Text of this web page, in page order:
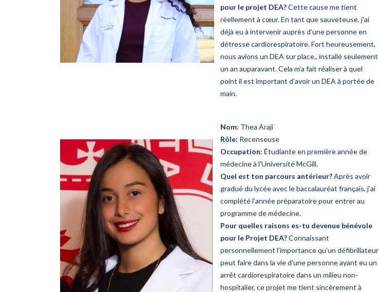
pour le projet DEA?Cette cause me tient
réellement à cœur. En tant que sauveteuse, j’ai
déjà eu à intervenir auprès d’une personne en
détresse cardiorespiratoire. Fort heureusement,
nous avions un DEA sur place., installé seulement
un an auparavant. Cela m’a fait réaliser à quel
point il est important d’avoir un DEA à portée de
main.
Nom: Thea Araji
Rôle: Recenseuse
Occupation: Étudiante en première année de
médecine à l’Université McGill.
Quel est ton parcours antérieur?Après avoir
gradué du lycée avec le baccalauréat français, j’ai
complété l’année préparatoire pour entrer au
programme de médecine.
Pour quelles raisons es-tu devenue bénévole
pour le Projet DEA?Connaissant
personnellement l’importance qu’un défibrillateur
peut faire dans la vie d’une personne ayant eu un
arrêt cardiorespiratoire dans un milieu non-
hospitalier, ce projet me tient sincèrement à